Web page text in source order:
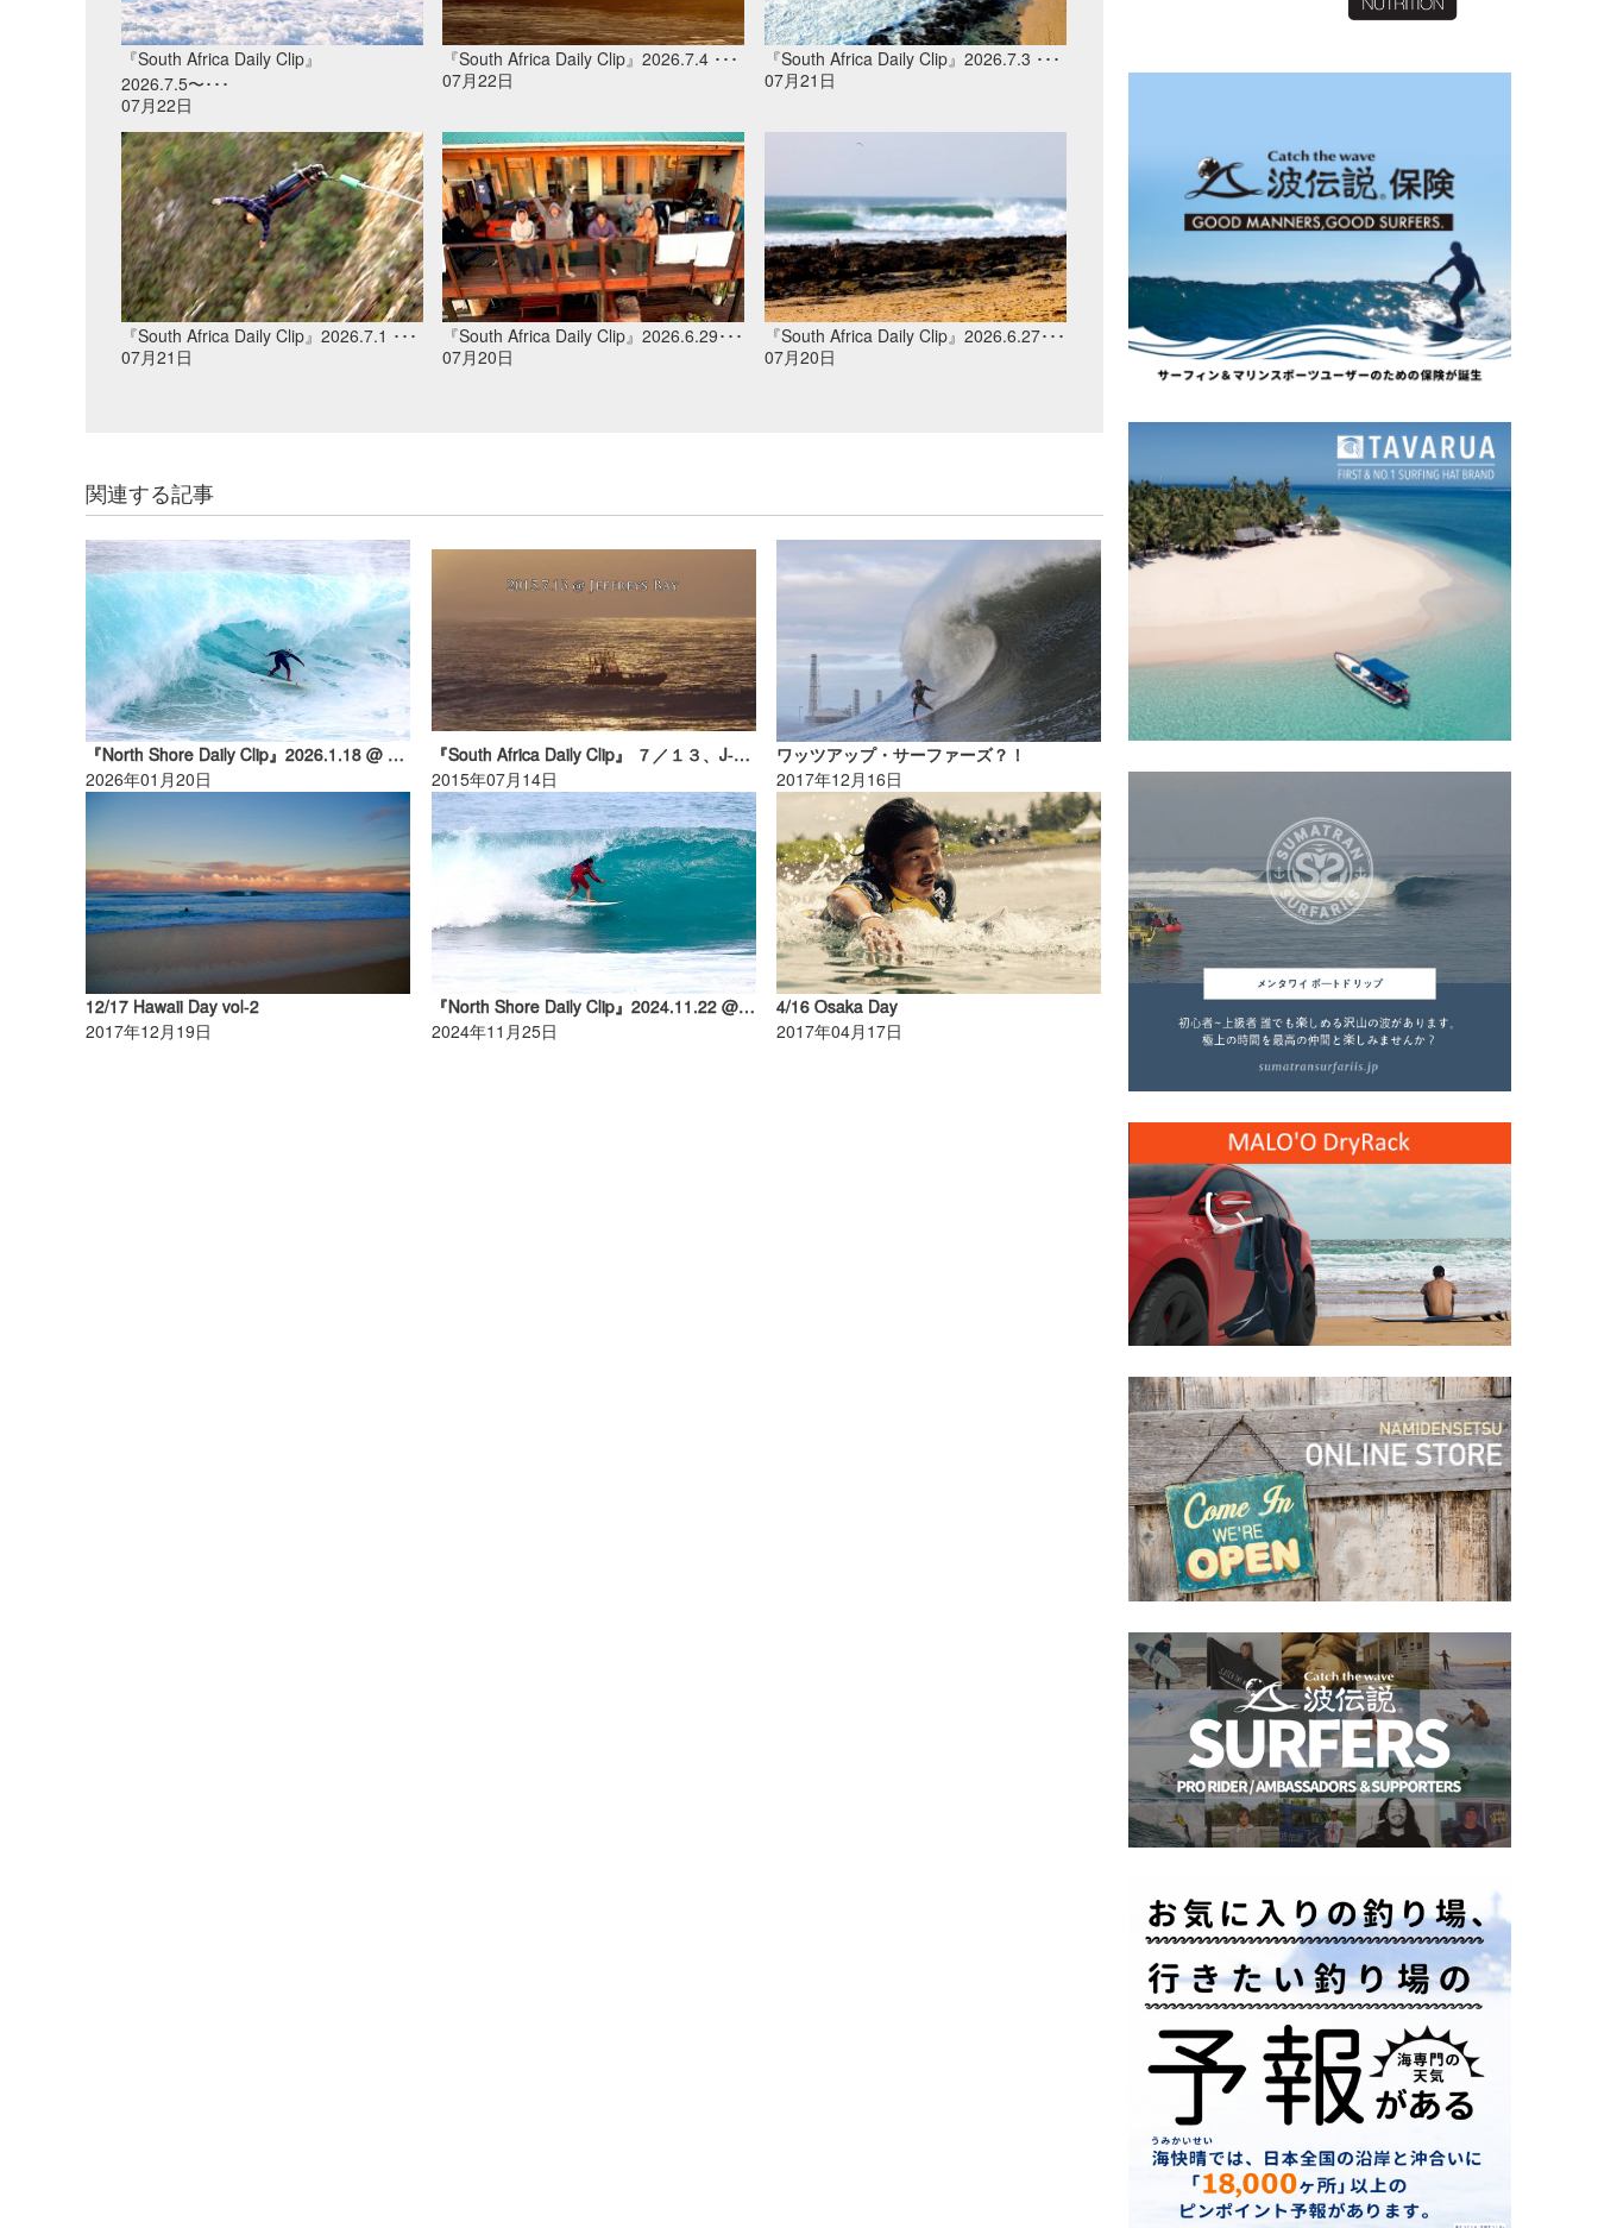
『South Africa Daily Clip』
2026.7.5〜･･･
07月22日
『South Africa Daily Clip』2026.7.4 ･･･
07月22日
『South Africa Daily Clip』2026.7.3 ･･･
07月21日
『South Africa Daily Clip』2026.7.1 ･･･
07月21日
『South Africa Daily Clip』2026.6.29･･･
07月20日
『South Africa Daily Clip』2026.6.27･･･
07月20日
関連する記事
『North Shore Daily Clip』2026.1.18 @ OTW
2026年01月20日
『South Africa Daily Clip』 ７／１３、J-BAY OPEN／DAY-２／Part-２。
2015年07月14日
ワッツアップ・サーファーズ？！
2017年12月16日
12/17 Hawaii Day vol-2
2017年12月19日
『North Shore Daily Clip』2024.11.22 @ Rocky
2024年11月25日
4/16 Osaka Day
2017年04月17日